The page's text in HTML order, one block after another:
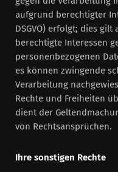
aufgrund berechtigter
DSGVO) erfolgt; dies
berechtigte Interessen
personenbezogenen
es können zwingende
Verarbeitung
Rechte und Freiheiten
dient der
von Rechtsansprüchen.
Ihre sonstigen Rechte